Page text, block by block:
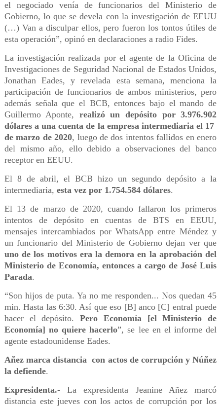
el negociado venía de funcionarios del Ministerio de
Gobierno, lo que se devela con la investigación de EEUU
(…) Van a disculpar ellos, pero fueron los tontos útiles de
esta operación”, opinó en declaraciones a radio Fides.
La investigación realizada por el agente de la Oficina de
Investigaciones de Seguridad Nacional de Estados Unidos,
Jonathan Eades, y revelada esta semana, menciona la
participación de funcionarios de ambos ministerios, pero
además señala que el BCB, entonces bajo el mando de
Guillermo Aponte, realizó un depósito por 3.976.902
dólares a una cuenta de la empresa intermediaria el 17
de marzo de 2020, luego de dos intentos fallidos en enero
del mismo año, ello debido a observaciones del banco
receptor en EEUU.
El 8 de abril, el BCB hizo un segundo depósito a la
intermediaria, esta vez por 1.754.584 dólares.
El 13 de marzo de 2020, cuando fallaron los primeros
intentos de depósito en cuentas de BTS en EEUU,
mensajes intercambiados por WhatsApp entre Méndez y
un funcionario del Ministerio de Gobierno dejan ver que
uno de los motivos era la demora en la aprobación del
Ministerio de Economía, entonces a cargo de José Luis
Parada.
“Son hijos de puta. Ya no me responden... Nos quedan 45
min. Hasta las 6:30. Así que eso [B] anco [C] entral puede
hacer el depósito.Pero Economía [el Ministerio de
Economía] no quiere hacerlo”, se lee en el informe del
agente estadounidense Eades.
Añez marca distancia con actos de corrupción y Núñez
la defiende.
Expresidenta.-La expresidenta Jeanine Añez marcó
distancia este jueves con los actos de corrupción por los